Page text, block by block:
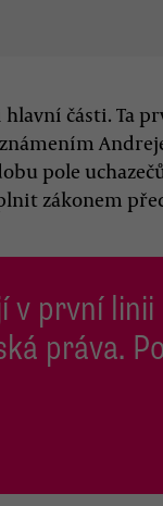
části. Ta
pole
zákonem
v první
práva.